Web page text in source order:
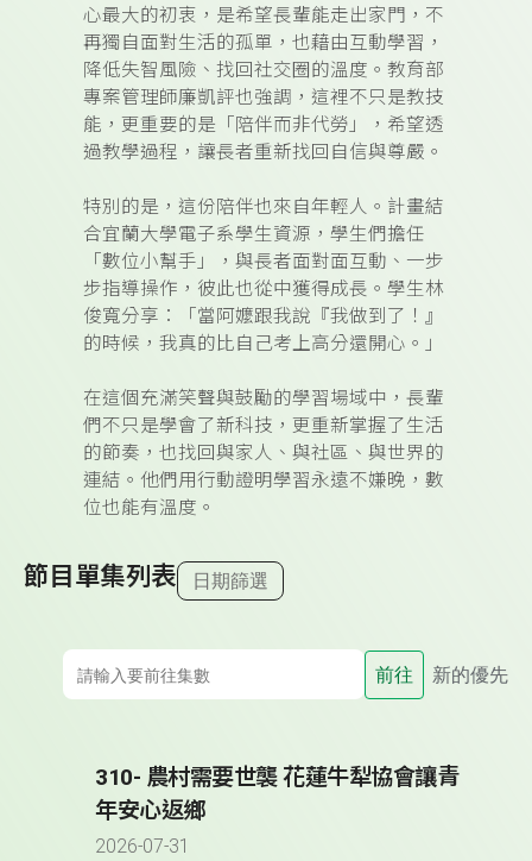
心最大的初衷，是希望長輩能走出家門，不
再獨自面對生活的孤單，也藉由互動學習，
降低失智風險、找回社交圈的溫度。教育部
專案管理師廉凱評也強調，這裡不只是教技
能，更重要的是「陪伴而非代勞」，希望透
過教學過程，讓長者重新找回自信與尊嚴。
特別的是，這份陪伴也來自年輕人。計畫結
合宜蘭大學電子系學生資源，學生們擔任
「數位小幫手」，與長者面對面互動、一步
步指導操作，彼此也從中獲得成長。學生林
俊寬分享：「當阿嬤跟我說『我做到了！』
的時候，我真的比自己考上高分還開心。」
在這個充滿笑聲與鼓勵的學習場域中，長輩
們不只是學會了新科技，更重新掌握了生活
的節奏，也找回與家人、與社區、與世界的
連結。他們用行動證明學習永遠不嫌晚，數
位也能有溫度。
節目單集列表 日期篩選
前往 新的優先
310- 農村需要世襲 花蓮牛犁協會讓青
年安心返鄉
2026-07-31